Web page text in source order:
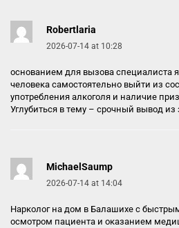
Robertlaria
2026-07-14 at 10:28
основанием для вызова специалиста
человека самостоятельно выйти из
употребления алкоголя и наличие
Углубиться в тему – срочный вывод из
MichaelSaump
2026-07-14 at 14:04
Нарколог на дом в Балашихе с
осмотром пациента и оказанием